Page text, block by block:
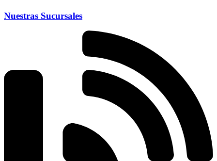
Nuestras Sucursales